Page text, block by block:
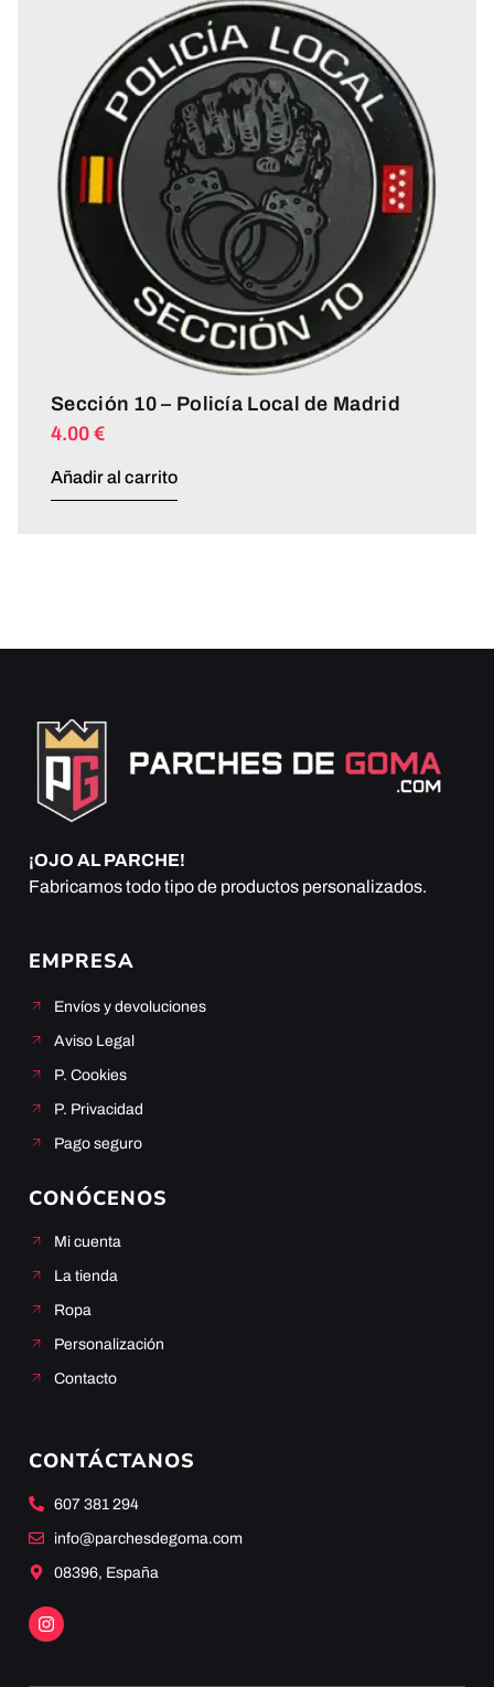
Sección 10 – Policía Local de Madrid
4.00 €
Añadir al carrito
¡OJO AL PARCHE!
Fabricamos todo tipo de productos personalizados.
EMPRESA
Envíos y devoluciones
Aviso Legal
P. Cookies
P. Privacidad
Pago seguro
CONÓCENOS
Mi cuenta
La tienda
Ropa
Personalización
Contacto
CONTÁCTANOS
607 381 294
info@parchesdegoma.com
08396, España